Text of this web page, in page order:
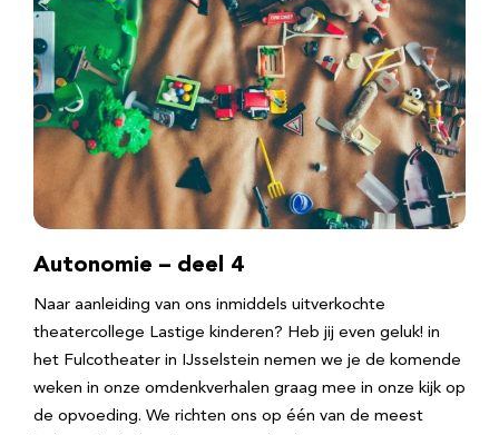
Autonomie – deel 4
Naar aanleiding van ons inmiddels uitverkochte
theatercollege Lastige kinderen? Heb jij even geluk! in
het Fulcotheater in IJsselstein nemen we je de komende
weken in onze omdenkverhalen graag mee in onze kijk op
de opvoeding. We richten ons op één van de meest